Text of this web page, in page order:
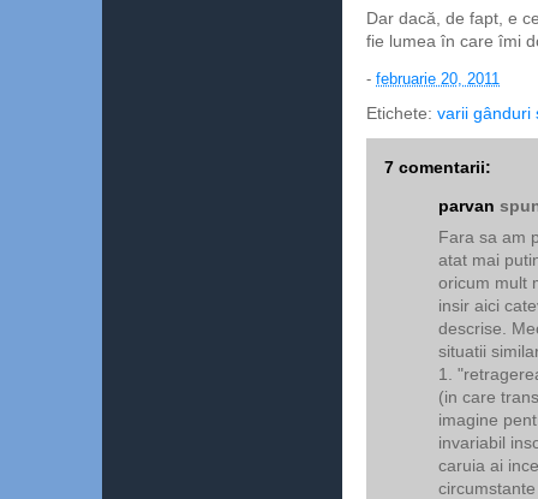
Dar dacă, de fapt, e
fie lumea în care îmi
- februarie 20, 2011
Etichete: varii gânduri
7 comentarii:
parvan
Fara sa am
atat mai
oricum mult
insir aici
descrise.
situatii
1.
(in care
imagine
invariabil
caruia ai